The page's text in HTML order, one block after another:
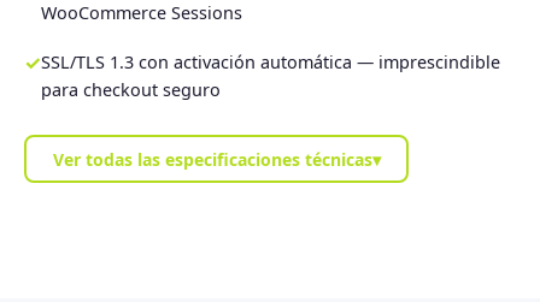
WooCommerce Sessions
✓SSL/TLS 1.3 con activación automática — imprescindible
para checkout seguro
Ver todas las especificaciones técnicas▾